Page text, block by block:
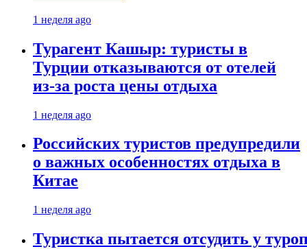
1 неделя ago
Турагент Кашыр: туристы в
Турции отказываются от отелей
из-за роста цены отдыха
1 неделя ago
Российских туристов предупредили
о важных особенностях отдыха в
Китае
1 неделя ago
Туристка пытается отсудить у